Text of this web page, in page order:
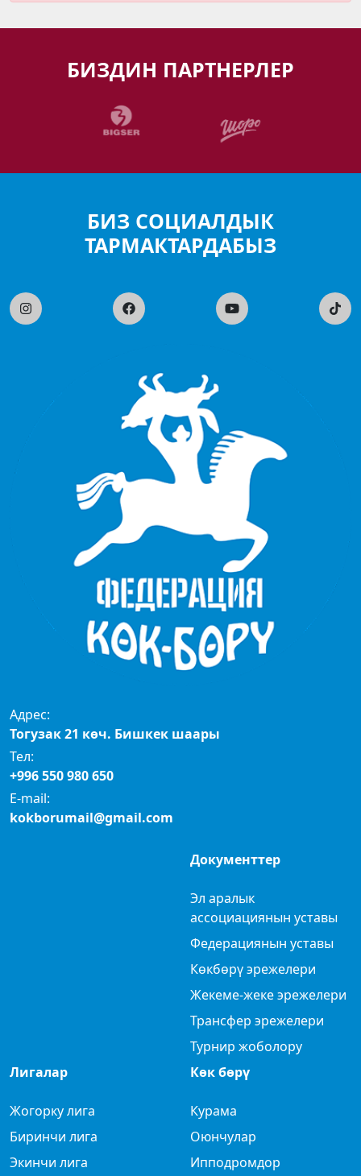
БИЗДИН ПАРТНЕРЛЕР
БИЗ СОЦИАЛДЫК
ТАРМАКТАРДАБЫЗ
Адрес:
Тогузак 21 көч. Бишкек шаары
Тел:
+996 550 980 650
E-mail:
kokborumail@gmail.com
Документтер
Эл аралык
ассоциациянын уставы
Федерациянын уставы
Көкбөрү эрежелери
Жекеме-жеке эрежелери
Трансфер эрежелери
Турнир жоболору
Лигалар
Жогорку лига
Биринчи лига
Экинчи лига
Көк бөрү
Курама
Оюнчулар
Ипподромдор